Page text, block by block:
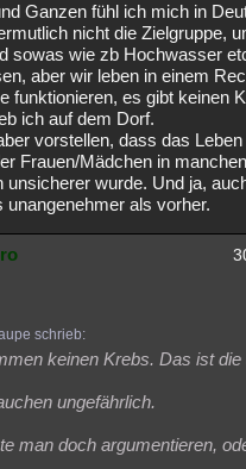
Ganzen fühl ich mich in
nicht die Zielgruppe,
sowas wie zb Hochwasser
aber wir leben in einem
funktionieren, es gibt keinen
ich auf dem Dorf.
vorstellen, dass das
Frauen/Mädchen in
unsicherer wurde. Und ja,
unangenehmer als vorher.
schrieb:
keinen Krebs. Das ist die
ungefährlich.
man doch argumentieren,